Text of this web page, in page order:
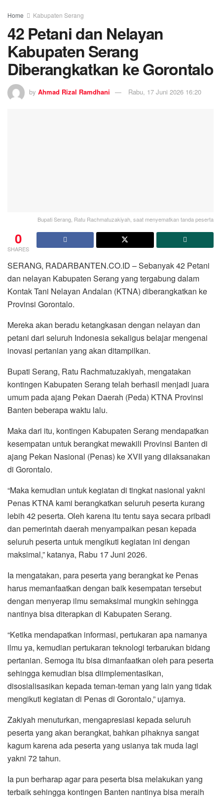
Home Kabupaten Serang
42 Petani dan Nelayan
Kabupaten Serang
Diberangkatkan ke Gorontalo
by Ahmad Rizal Ramdhani Rabu, 17 Juni 2026 16:20
Bupati Serang, Ratu Rachmatuzakiyah, saat menyematkan tanda peserta
0
SHARES
SERANG, RADARBANTEN.CO.ID – Sebanyak 42 Petani
dan nelayan Kabupaten Serang yang tergabung dalam
Kontak Tani Nelayan Andalan (KTNA) diberangkatkan ke
Provinsi Gorontalo.
Mereka akan beradu ketangkasan dengan nelayan dan
petani dari seluruh Indonesia sekaligus belajar mengenai
inovasi pertanian yang akan ditampilkan.
Bupati Serang, Ratu Rachmatuzakiyah, mengatakan
kontingen Kabupaten Serang telah berhasil menjadi juara
umum pada ajang Pekan Daerah (Peda) KTNA Provinsi
Banten beberapa waktu lalu.
Maka dari itu, kontingen Kabupaten Serang mendapatkan
kesempatan untuk berangkat mewakili Provinsi Banten di
ajang Pekan Nasional (Penas) ke XVII yang dilaksanakan
di Gorontalo.
“Maka kemudian untuk kegiatan di tingkat nasional yakni
Penas KTNA kami berangkatkan seluruh peserta kurang
lebih 42 peserta. Oleh karena itu tentu saya secara pribadi
dan pemerintah daerah menyampaikan pesan kepada
seluruh peserta untuk mengikuti kegiatan ini dengan
maksimal,” katanya, Rabu 17 Juni 2026.
Ia mengatakan, para peserta yang berangkat ke Penas
harus memanfaatkan dengan baik kesempatan tersebut
dengan menyerap ilmu semaksimal mungkin sehingga
nantinya bisa diterapkan di Kabupaten Serang.
“Ketika mendapatkan informasi, pertukaran apa namanya
ilmu ya, kemudian pertukaran teknologi terbarukan bidang
pertanian. Semoga itu bisa dimanfaatkan oleh para peserta
sehingga kemudian bisa diimplementasikan,
disosialisasikan kepada teman-teman yang lain yang tidak
mengikuti kegiatan di Penas di Gorontalo,” ujarnya.
Zakiyah menuturkan, mengapresiasi kepada seluruh
peserta yang akan berangkat, bahkan pihaknya sangat
kagum karena ada peserta yang usianya tak muda lagi
yakni 72 tahun.
Ia pun berharap agar para peserta bisa melakukan yang
terbaik sehingga kontingen Banten nantinya bisa meraih